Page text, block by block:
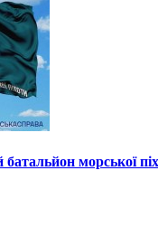
морської